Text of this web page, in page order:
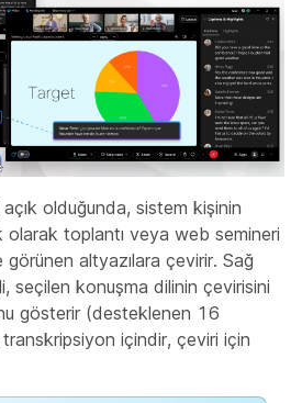
olduğunda, sistem kişinin
olarak toplantı veya web semineri
altyazılara çevirir. Sağ
seçilen konuşma dilinin çevirisini
gösterir (desteklenen 16
içindir, çeviri için